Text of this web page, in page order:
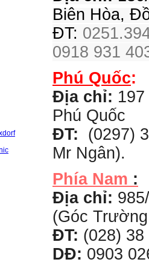
Biên Hòa,
ĐT:
0918 931
Phú Quốc:
Địa chỉ:
Phú Quốc
ĐT:
(0297)
Mr Ngân).
Phía Nam :
Địa chỉ:
(Góc
ĐT: (028)
DĐ: 0903